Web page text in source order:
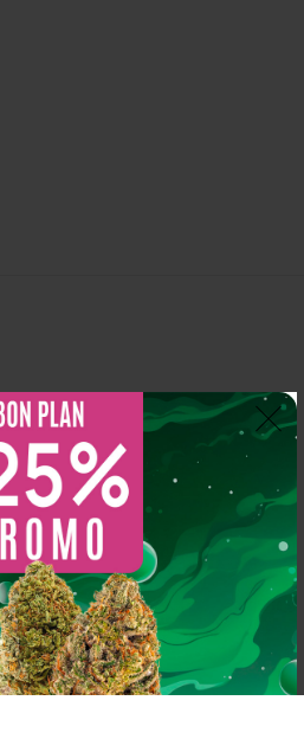
e
bonne variété et vendeur généreux
aller vous y trouverez de qualité